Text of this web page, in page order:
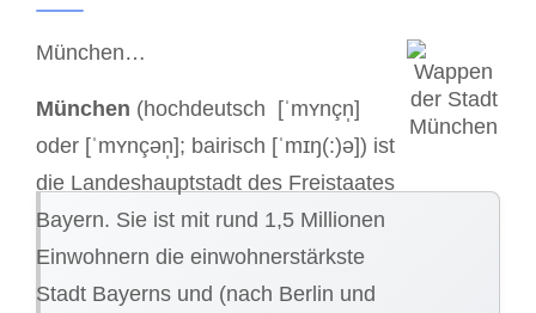
München…
München (hochdeutsch [ˈmʏnçn̩]
oder [ˈmʏnçən̩]; bairisch [ˈmɪŋ(:)ə]) ist
die Landeshauptstadt des Freistaates
Bayern. Sie ist mit rund 1,5 Millionen
Einwohnern die einwohnerstärkste
Stadt Bayerns und (nach Berlin und